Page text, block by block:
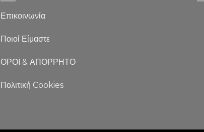
Επικοινωνία
Ποιοί Είμαστε
ΟΡΟΙ & ΑΠΟΡΡΗΤΟ
Πολιτική Cookies